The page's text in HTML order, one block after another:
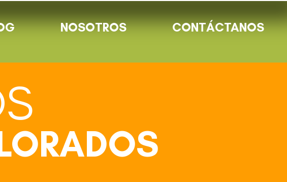
NOSOTROS CONTÁCTANOS